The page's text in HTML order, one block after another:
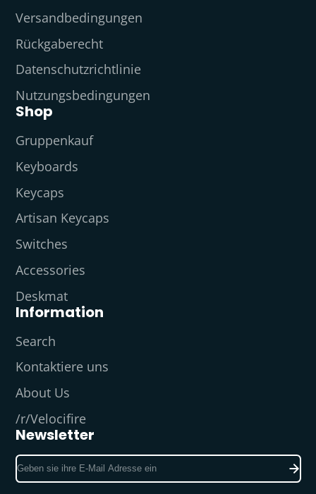
Versandbedingungen
Rückgaberecht
Datenschutzrichtlinie
Nutzungsbedingungen
Shop
Gruppenkauf
Keyboards
Keycaps
Artisan Keycaps
Switches
Accessories
Deskmat
Information
Search
Kontaktiere uns
About Us
/r/Velocifire
Newsletter
Geben
sie